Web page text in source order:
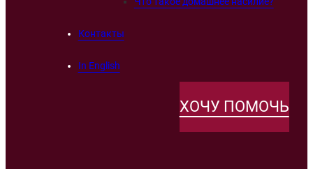
Контакты
In English
ХОЧУ ПОМОЧЬ